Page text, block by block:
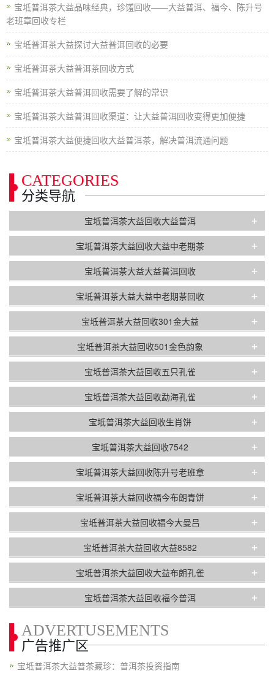
宝坻普洱茶大益品味经典，珍馐回收——大益普洱、福今、陈升号
老班章回收专栏
宝坻普洱茶大益探讨大益普洱回收的必要
宝坻普洱茶大益普洱茶回收方式
宝坻普洱茶大益普洱回收需要了解的常识
宝坻普洱茶大益普洱回收渠道：让大益普洱回收变得更加便捷
宝坻普洱茶大益便捷回收大益普洱茶，解决普洱流通问题
CATEGORIES
分类导航
宝坻普洱茶大益回收大益普洱 +
宝坻普洱茶大益回收大益中老期茶 +
宝坻普洱茶大益大益普洱回收 +
宝坻普洱茶大益大益中老期茶回收 +
宝坻普洱茶大益回收301金大益 +
宝坻普洱茶大益回收501金色韵象 +
宝坻普洱茶大益回收五只孔雀 +
宝坻普洱茶大益回收勐海孔雀 +
宝坻普洱茶大益回收生肖饼 +
宝坻普洱茶大益回收7542 +
宝坻普洱茶大益回收陈升号老班章 +
宝坻普洱茶大益回收福今布朗青饼 +
宝坻普洱茶大益回收福今大曼吕 +
宝坻普洱茶大益回收大益8582 +
宝坻普洱茶大益回收大益布朗孔雀 +
宝坻普洱茶大益回收福今普洱 +
ADVERTUSEMENTS
广告推广区
宝坻普洱茶大益普茶藏珍：普洱茶投资指南